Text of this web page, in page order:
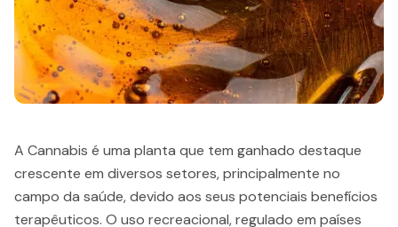
A Cannabis é uma planta que tem ganhado destaque
crescente em diversos setores, principalmente no
campo da saúde, devido aos seus potenciais benefícios
terapêuticos. O uso recreacional, regulado em países